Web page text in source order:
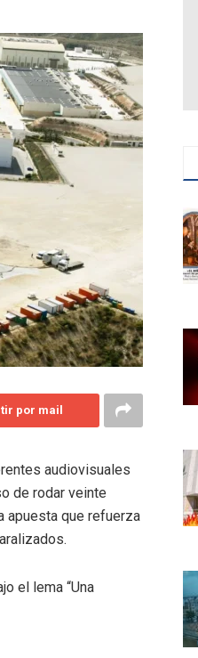
por mail
audiovisuales
de rodar veinte
apuesta que refuerza
el lema “Una